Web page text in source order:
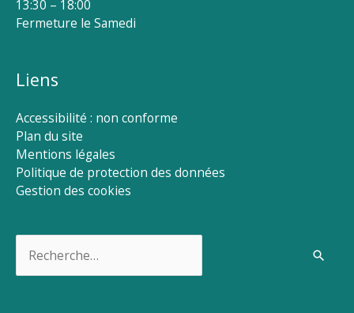
13:30 – 18:00
Fermeture le Samedi
Liens
Accessibilité : non conforme
Plan du site
Mentions légales
Politique de protection des données
Gestion des cookies